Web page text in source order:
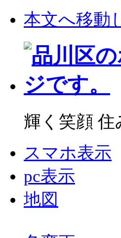
本文へ移動
輝く笑顔
スマホ表示
pc表示
地図